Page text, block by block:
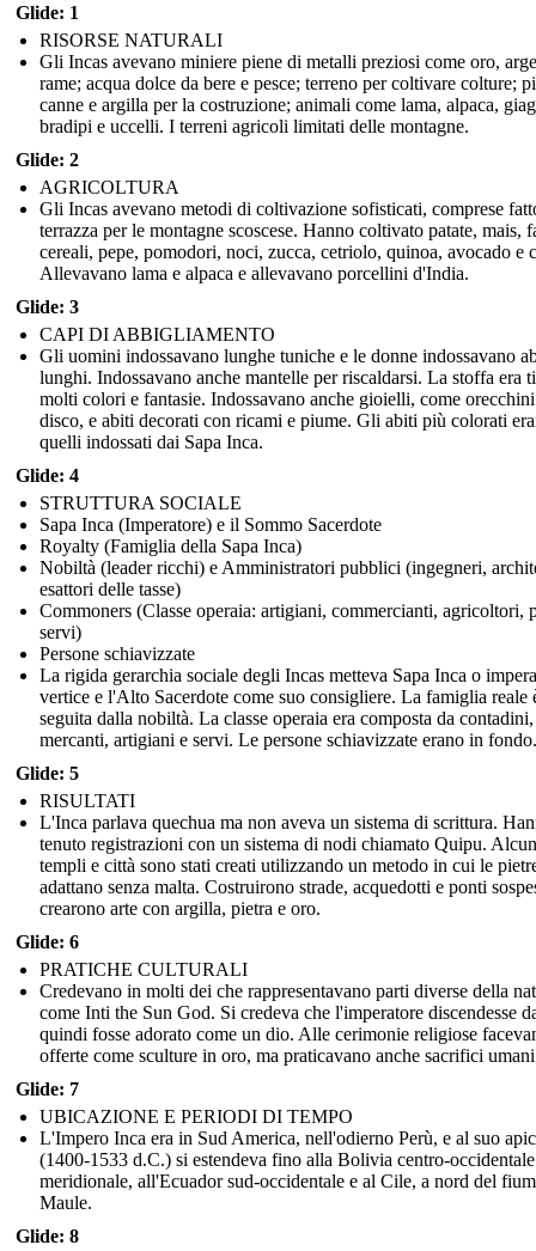
Glide: 1
RISORSE NATURALI
Gli Incas avevano miniere piene di metalli preziosi come oro,
rame; acqua dolce da bere e pesce; terreno per coltivare colture;
canne e argilla per la costruzione; animali come lama, alpaca,
bradipi e uccelli. I terreni agricoli limitati delle montagne.
Glide: 2
AGRICOLTURA
Gli Incas avevano metodi di coltivazione sofisticati, comprese
terrazza per le montagne scoscese. Hanno coltivato patate, mais,
cereali, pepe, pomodori, noci, zucca, cetriolo, quinoa, avocado e
Allevavano lama e alpaca e allevavano porcellini d'India.
Glide: 3
CAPI DI ABBIGLIAMENTO
Gli uomini indossavano lunghe tuniche e le donne indossavano
lunghi. Indossavano anche mantelle per riscaldarsi. La stoffa era
molti colori e fantasie. Indossavano anche gioielli, come
disco, e abiti decorati con ricami e piume. Gli abiti più colorati
quelli indossati dai Sapa Inca.
Glide: 4
STRUTTURA SOCIALE
Sapa Inca (Imperatore) e il Sommo Sacerdote
Royalty (Famiglia della Sapa Inca)
Nobiltà (leader ricchi) e Amministratori pubblici (ingegneri,
esattori delle tasse)
Commoners (Classe operaia: artigiani, commercianti, agricoltori,
servi)
Persone schiavizzate
La rigida gerarchia sociale degli Incas metteva Sapa Inca o
vertice e l'Alto Sacerdote come suo consigliere. La famiglia reale
seguita dalla nobiltà. La classe operaia era composta da contadini,
mercanti, artigiani e servi. Le persone schiavizzate erano in fondo.
Glide: 5
RISULTATI
L'Inca parlava quechua ma non aveva un sistema di scrittura.
tenuto registrazioni con un sistema di nodi chiamato Quipu.
templi e città sono stati creati utilizzando un metodo in cui le
adattano senza malta. Costruirono strade, acquedotti e ponti
crearono arte con argilla, pietra e oro.
Glide: 6
PRATICHE CULTURALI
Credevano in molti dei che rappresentavano parti diverse della
come Inti the Sun God. Si credeva che l'imperatore discendesse
quindi fosse adorato come un dio. Alle cerimonie religiose
offerte come sculture in oro, ma praticavano anche sacrifici
Glide: 7
UBICAZIONE E PERIODI DI TEMPO
L'Impero Inca era in Sud America, nell'odierno Perù, e al suo
(1400-1533 d.C.) si estendeva fino alla Bolivia centro-
meridionale, all'Ecuador sud-occidentale e al Cile, a nord del
Maule.
Glide: 8